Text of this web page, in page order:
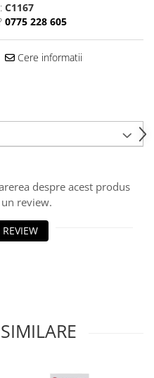
C1167
0775 228 605
Cere informatii
despre acest produs
review.